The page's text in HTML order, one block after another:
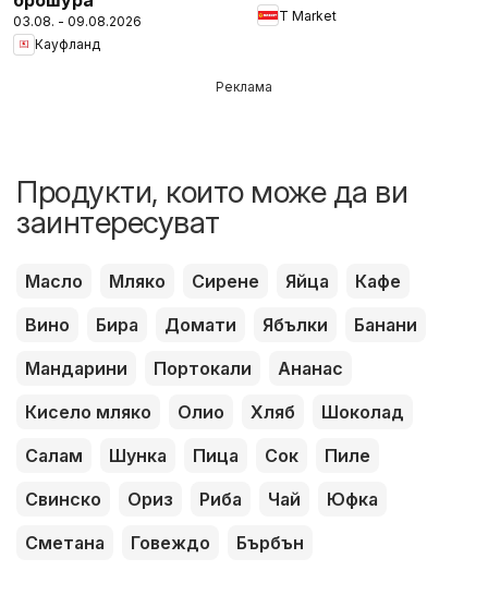
03.08. - 09.08.2026
Кауфланд
T Market
Реклама
Продукти, които може да ви
заинтересуват
Масло Мляко Сирене Яйца
Кафе
Вино
Бира Домати Ябълки
Банани
Мандарини
Портокали
Ананас
Кисело мляко
Олио Хляб
Шоколад
Салам
Шунка Пица Сок
Пиле
Свинско
Ориз Риба Чай
Юфка
Сметана
Говеждо Бърбън